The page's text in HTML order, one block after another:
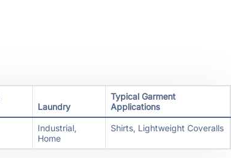
Laundry
Typical Garment
Applications
Industrial,
Home
Shirts, Lightweight Coveralls